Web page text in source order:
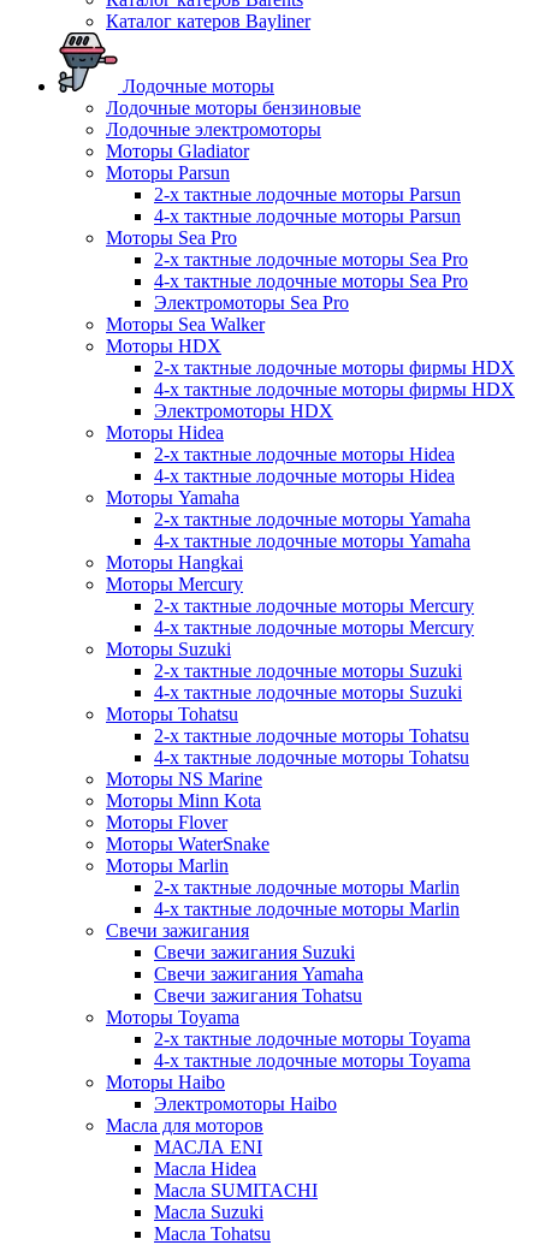
Каталог катеров Bayliner
Лодочные моторы
Лодочные моторы бензиновые
Лодочные электромоторы
Моторы Gladiator
Моторы Parsun
2-х тактные лодочные моторы Parsun
4-х тактные лодочные моторы Parsun
Моторы Sea Pro
2-х тактные лодочные моторы Sea Pro
4-х тактные лодочные моторы Sea Pro
Электромоторы Sea Pro
Моторы Sea Walker
Моторы HDX
2-х тактные лодочные моторы фирмы HDX
4-х тактные лодочные моторы фирмы HDX
Электромоторы HDX
Моторы Hidea
2-х тактные лодочные моторы Hidea
4-х тактные лодочные моторы Hidea
Моторы Yamaha
2-х тактные лодочные моторы Yamaha
4-х тактные лодочные моторы Yamaha
Моторы Hangkai
Моторы Mercury
2-х тактные лодочные моторы Mercury
4-х тактные лодочные моторы Mercury
Моторы Suzuki
2-х тактные лодочные моторы Suzuki
4-х тактные лодочные моторы Suzuki
Моторы Tohatsu
2-х тактные лодочные моторы Tohatsu
4-х тактные лодочные моторы Tohatsu
Моторы NS Marine
Моторы Minn Kota
Моторы Flover
Моторы WaterSnake
Моторы Marlin
2-х тактные лодочные моторы Marlin
4-х тактные лодочные моторы Marlin
Свечи зажигания
Свечи зажигания Suzuki
Свечи зажигания Yamaha
Свечи зажигания Tohatsu
Моторы Toyama
2-х тактные лодочные моторы Toyama
4-х тактные лодочные моторы Toyama
Моторы Haibo
Электромоторы Haibo
Масла для моторов
МАСЛА ENI
Масла Hidea
Масла SUMITACHI
Масла Suzuki
Масла Tohatsu